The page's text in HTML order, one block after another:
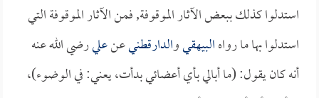
استدلوا كذلك ببعض الآثار الموقوفة, فمن الآثار الموقوفة التي
استدلوا بها ما رواهالبيهقيوالدارقطنيعنعليرضي الله عنه
أنه كان يقول: (ما أبالي بأي أعضائي بدأت، يعني: في الوضوء)،